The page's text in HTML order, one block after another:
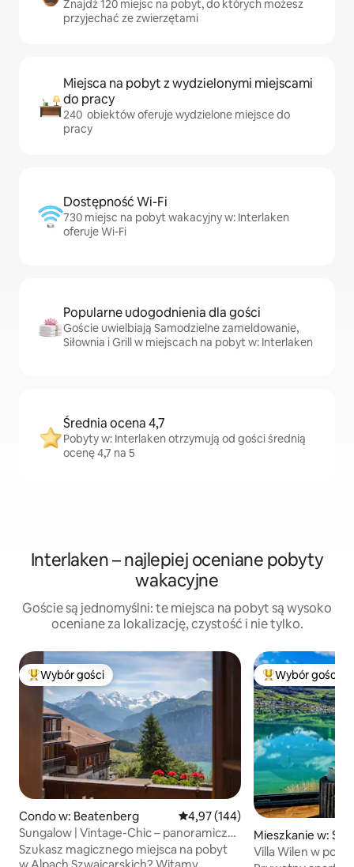
Znajdź 120 miejsc na pobyt, do których możesz
przyjechać ze zwierzętami
Miejsca na pobyt z wydzielonymi miejscami
do pracy
240 obiektów oferuje wydzielone miejsce do
pracy
Dostępność Wi-Fi
730 miejsc na pobyt wakacyjny w: Interlaken
oferuje Wi-Fi
Popularne udogodnienia dla gości
Goście uwielbiają Samodzielne zameldowanie,
Siłownia i Grill w miejscach na pobyt w: Interlaken
Średnia ocena 4,7
Pobyty w: Interlaken otrzymują od gości średnią
ocenę 4,7 na 5
Interlaken – najlepiej oceniane pobyty
wakacyjne
Goście są jednomyślni: te miejsca na pobyt są wysoko
oceniane za lokalizację, czystość i nie tylko.
Najpopularniejsze z kategorii Wybór gości
Wybór gości
Condo w: Beatenberg Średnia ocena: 4,97 na 5, liczba
4,97 (144)
Sungalow | Vintage-Chic – panoramiczny
domek w Alpach
Szukasz magicznego miejsca na pobyt
Wybór gości
Mieszkanie w:
Villa Wilen w